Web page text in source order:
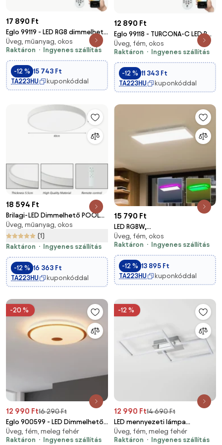
17 890 Ft
Eglo 99119 - LED RGB dimmelhető
mennyezeti lámpa ROMAO-C
LED / 33W / 230V + távirányító
Üveg, műanyag, okos
Raktáron
Ingyenes szállítás
-12 % 15 743 Ft
TA223HU
kuponkóddal
12 890 Ft
Eglo 99118 - TURCONA-C LED RGB
dimmelhető mennyezeti lámpa
15W/230V + DO
Üveg, fém, okos
Raktáron
Ingyenes szállítás
-12 % 11 343 Ft
TA223HU
kuponkóddal
18 594 Ft
Brilagi-LED Dimmelhető POOL
SMART medencelámpa
LED/48W/230V 40 cm Wi‑Fi
Tuya+ távirányító fehér
Üveg, műanyag, okos
(1)
Raktáron
Ingyenes szállítás
-12 % 16 363 Ft
TA223HU
kuponkóddal
15 790 Ft
LED RGBW,
fényerőszabályozható
felületre szerelhető LED
panel/22W/230V 2700-6500K
29,5x59,5 cm + távirányító
Üveg, fém, okos
Raktáron
Ingyenes szállítás
-12 % 13 895 Ft
TA223HU
kuponkóddal
-20 %
12 990 Ft16 290 Ft
Eglo 900599 - LED Dimmelhető
mennyezeti lámpa LANCIANO
LED/35W/230V + távirányító
Üveg, fém, meleg fehér
Raktáron
Ingyenes szállítás
-12 %
12 990 Ft14 690 Ft
LED mennyezeti lámpa
LED/17W/230V matt króm
Üveg, fém, meleg fehér
Raktáron
Ingyenes szállítás